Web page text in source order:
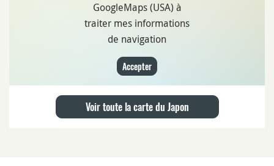
GoogleMaps (USA) à
traiter mes informations
de navigation
Accepter
Voir toute la carte du Japon